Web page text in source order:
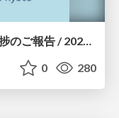
OSPN.JPバージョンアップ作業進捗のご報告 / 20260801-osc26kyoto
0 280